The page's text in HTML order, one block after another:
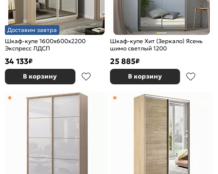
Доставим завтра
Шкаф-купе 1600x600x2200
Экспресс ЛДСП
34 133₽
В корзину
Шкаф-купе Хит (Зеркало) Ясень
шимо светлый 1200
25 885₽
В корзину